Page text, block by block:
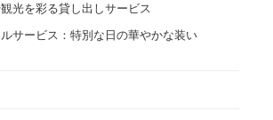
光を彩る貸し出しサービス
サービス：特別な日の華やかな装い